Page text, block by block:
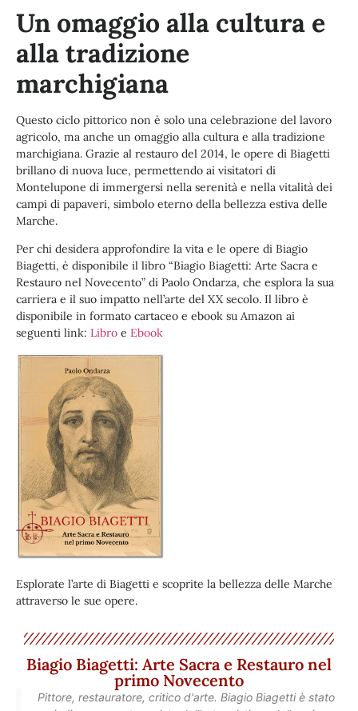
Un omaggio alla cultura e
alla tradizione
marchigiana
Questo ciclo pittorico non è solo una celebrazione del lavoro
agricolo, ma anche un omaggio alla cultura e alla tradizione
marchigiana. Grazie al restauro del 2014, le opere di Biagetti
brillano di nuova luce, permettendo ai visitatori di
Montelupone di immergersi nella serenità e nella vitalità dei
campi di papaveri, simbolo eterno della bellezza estiva delle
Marche.
Per chi desidera approfondire la vita e le opere di Biagio
Biagetti, è disponibile il libro “Biagio Biagetti: Arte Sacra e
Restauro nel Novecento” di Paolo Ondarza, che esplora la sua
carriera e il suo impatto nell’arte del XX secolo. Il libro è
disponibile in formato cartaceo e ebook su Amazon ai
seguenti link: Libro e Ebook
Esplorate l’arte di Biagetti e scoprite la bellezza delle Marche
attraverso le sue opere.
Biagio Biagetti: Arte Sacra e Restauro nel
primo Novecento
Pittore, restauratore, critico d'arte. Biagio Biagetti è stato